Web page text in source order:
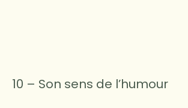
10 – Son sens de l’humour